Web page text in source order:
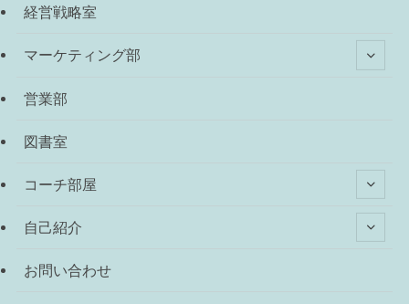
経営戦略室
マーケティング部
営業部
図書室
コーチ部屋
自己紹介
お問い合わせ